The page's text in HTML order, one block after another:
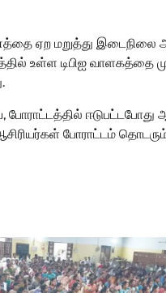
ஏற மறுத்து இடைநிலை
உள்ள டிபிஐ வாளகத்தை
ஈடுபட்டபோது
போராட்டம்